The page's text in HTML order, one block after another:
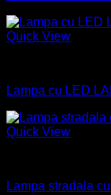
Quick View
Lampa cu LED
Quick View
Lampa stradala